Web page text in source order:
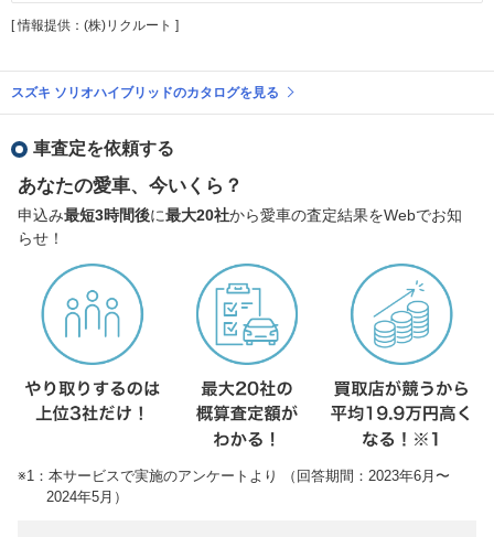
[ 情報提供：(株)リクルート ]
スズキ ソリオハイブリッドのカタログを見る
車査定を依頼する
あなたの愛車、今いくら？
申込み最短3時間後に最大20社から愛車の査定結果をWebでお知
らせ！
※1：本サービスで実施のアンケートより （回答期間：2023年6月〜
2024年5月）